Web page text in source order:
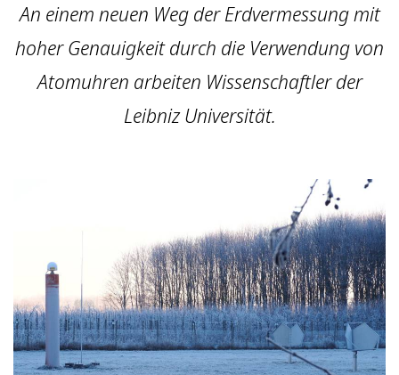
An einem neuen Weg der Erdvermessung mit
hoher Genauigkeit durch die Verwendung von
Atomuhren arbeiten Wissenschaftler der
Leibniz Universität.